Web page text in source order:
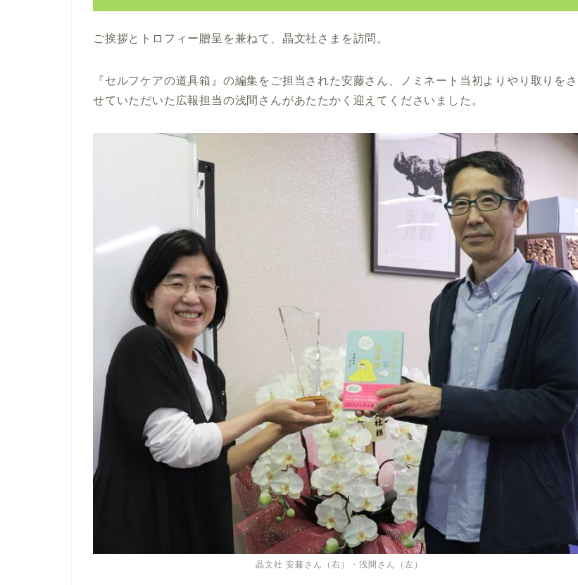
ご挨拶とトロフィー贈呈を兼ねて、晶文社さまを訪問。
『セルフケアの道具箱』の編集をご担当された安藤さん、ノミネート当初よりやり取りをさ
せていただいた広報担当の浅間さんがあたたかく迎えてくださいました。
晶文社 安藤さん（右）・浅間さん（左）